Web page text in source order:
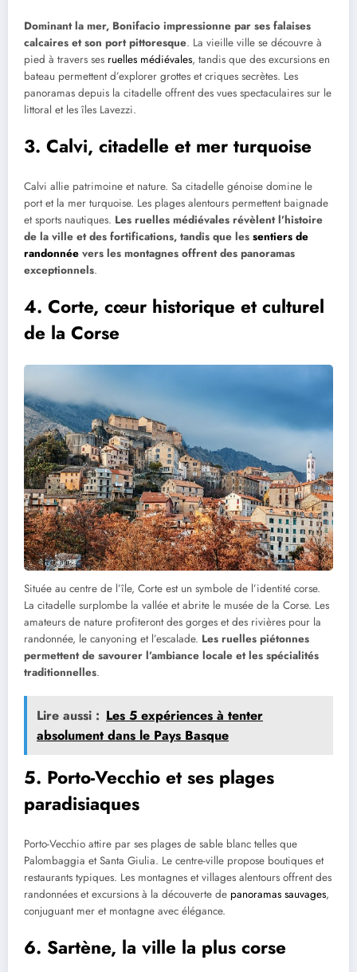
Dominant la mer, Bonifacio impressionne par ses falaises
calcaires et son port pittoresque. La vieille ville se découvre à
pied à travers ses ruelles médiévales, tandis que des excursions en
bateau permettent d’explorer grottes et criques secrètes. Les
panoramas depuis la citadelle offrent des vues spectaculaires sur le
littoral et les îles Lavezzi.
3. Calvi, citadelle et mer turquoise
Calvi allie patrimoine et nature. Sa citadelle génoise domine le
port et la mer turquoise. Les plages alentours permettent baignade
et sports nautiques. Les ruelles médiévales révèlent l’histoire
de la ville et des fortifications, tandis que les sentiers de
randonnée vers les montagnes offrent des panoramas
exceptionnels.
4. Corte, cœur historique et culturel
de la Corse
Située au centre de l’île, Corte est un symbole de l’identité corse.
La citadelle surplombe la vallée et abrite le musée de la Corse. Les
amateurs de nature profiteront des gorges et des rivières pour la
randonnée, le canyoning et l’escalade. Les ruelles piétonnes
permettent de savourer l’ambiance locale et les spécialités
traditionnelles.
Lire aussi : Les 5 expériences à tenter
absolument dans le Pays Basque
5. Porto-Vecchio et ses plages
paradisiaques
Porto-Vecchio attire par ses plages de sable blanc telles que
Palombaggia et Santa Giulia. Le centre-ville propose boutiques et
restaurants typiques. Les montagnes et villages alentours offrent des
randonnées et excursions à la découverte de panoramas sauvages,
conjuguant mer et montagne avec élégance.
6. Sartène, la ville la plus corse